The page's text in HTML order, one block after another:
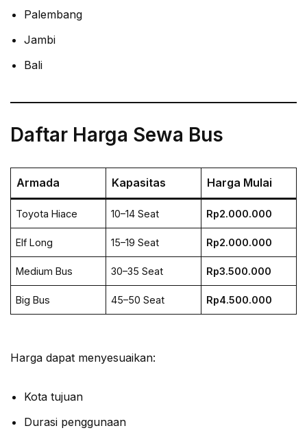
Palembang
Jambi
Bali
Daftar Harga Sewa Bus
Armada Kapasitas Harga Mulai
Toyota Hiace 10–14 Seat Rp2.000.000
Elf Long 15–19 Seat Rp2.000.000
Medium Bus 30–35 Seat Rp3.500.000
Big Bus 45–50 Seat Rp4.500.000
Harga dapat menyesuaikan:
Kota tujuan
Durasi penggunaan